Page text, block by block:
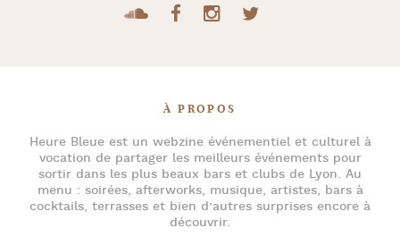
À PROPOS
Heure Bleueest un webzine événementiel et culturel à
vocation de partager les meilleurs événements pour
sortir dans les plus beaux bars et clubs de Lyon. Au
menu : soirées, afterworks, musique, artistes, bars à
cocktails, terrasses et bien d’autres surprises encore à
découvrir.